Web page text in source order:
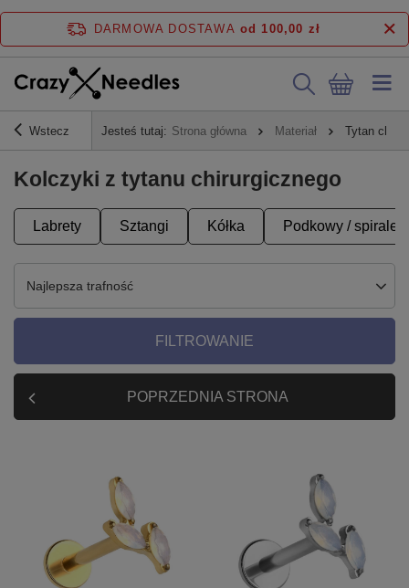
DARMOWA DOSTAWA od 100,00 zł
Wstecz Jesteś tutaj: Strona główna Materiał Tytan
Kolczyki z tytanu chirurgicznego
Labrety Sztangi Kółka Podkowy / spirale
Najlepsza trafność
FILTROWANIE
POPRZEDNIA STRONA